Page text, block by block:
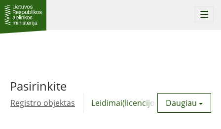
Pasirinkite
Registro objektas Leidimai(licencijos) Daugiau